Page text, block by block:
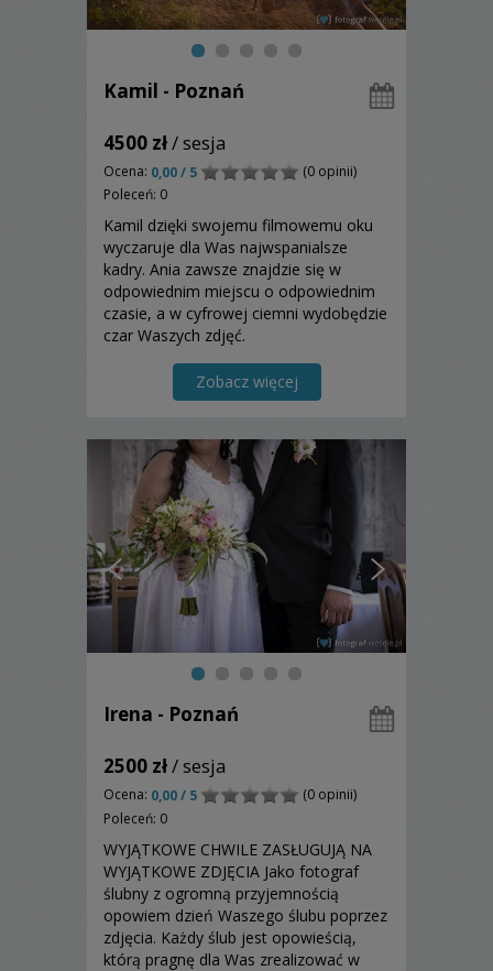
Kamil - Poznań
4500 zł/ sesja
Ocena: 0,00 / 5
(0 opinii)
Poleceń: 0
Kamil dzięki swojemu filmowemu oku
wyczaruje dla Was najwspanialsze
kadry. Ania zawsze znajdzie się w
odpowiednim miejscu o odpowiednim
czasie, a w cyfrowej ciemni wydobędzie
czar Waszych zdjęć.
Zobacz więcej
Irena - Poznań
2500 zł/ sesja
Ocena: 0,00 / 5
(0 opinii)
Poleceń: 0
WYJĄTKOWE CHWILE ZASŁUGUJĄ NA
WYJĄTKOWE ZDJĘCIA Jako fotograf
ślubny z ogromną przyjemnością
opowiem dzień Waszego ślubu poprzez
zdjęcia. Każdy ślub jest opowieścią,
którą pragnę dla Was zrealizować w